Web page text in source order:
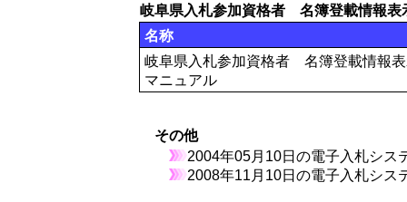
岐阜県入札参加資格者 名簿登載情報表
名称
岐阜県入札参加資格者 名簿登載情報
マニュアル
その他
2004年05月10日の電子入札シス
2008年11月10日の電子入札シス